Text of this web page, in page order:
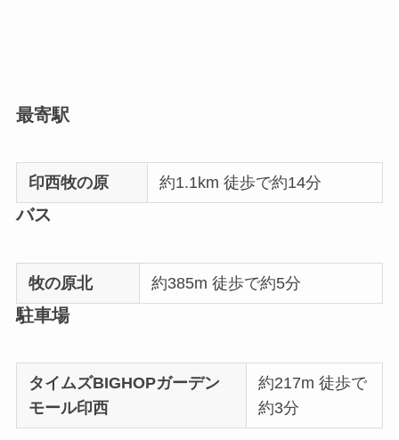
最寄駅
印西牧の原 約1.1km 徒歩で約14分
バス
牧の原北 約385m 徒歩で約5分
駐車場
タイムズBIGHOPガーデン
モール印西
約217m 徒歩で
約3分